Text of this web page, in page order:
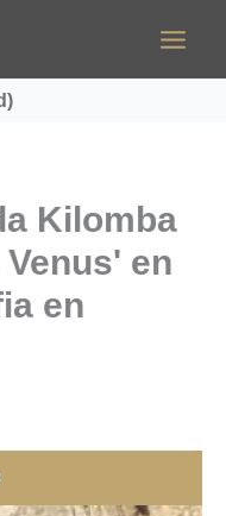
Kilomba
en
en